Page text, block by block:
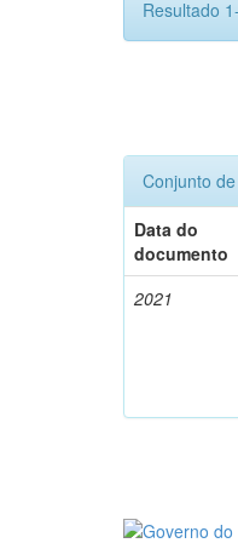
Resultado
Conjunto
Data do
documento
2021